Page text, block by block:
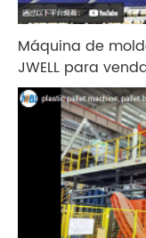
Máquina de
JWELL para